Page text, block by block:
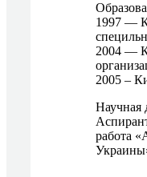
1997 —
2004 —
2005 –
Научная
работа